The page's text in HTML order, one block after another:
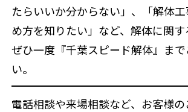
たらいいか分からない」、「解体
め方を知りたい」など、解体に関す
ぜひ一度『千葉スピード解体』ま
い。
電話相談や来場相談など、お客様